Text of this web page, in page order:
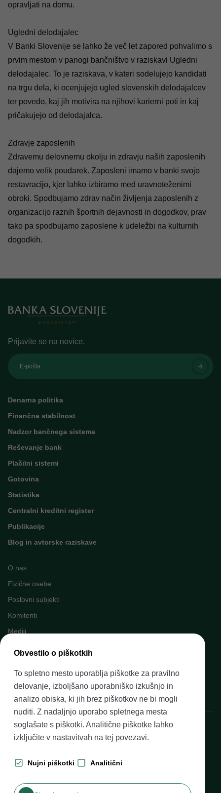
opravljati na domu.
Ugledni delodajalec
V Banki Slovenije se lahko že več let zapored pohvalimo s
prvim mestom v panogi bančništvo v raziskavi Ugledni
delodajalec. To je raziskava, v kateri sodelujejo kandidati
na trgu dela, ki ocenjujejo ugled slovenskih delodajalcev
ter povedo, kaj jih motivira na njihovi karierni poti in kaj
pričakujejo od delodajalca.
Zdravje zaposlenih
Zdravemu delovnemu okolju in zdravju naših zaposlenih
dajemo velik poudarek. Zaposleni imamo v banki svojo
restavracijo, kjer lahko izbiramo med uravnoteženimi
obroki. Spodbujamo zdrav način življenja zaposlenih z
organizacijo raznih športnih dejavnosti in dogodkov, prav
tako pa spodbujamo zaposlene k udeležbi na kulturnih
dogodkih.
Prijavite se na novice.
E-pošta
Denarna politika
Finančna stabilnost
Nadzor bančnega sistema
Reševanje bank
Plačilni sistemi
Gotovina
Statistika
Centralni kreditni register
Publikacije
Blog in avtorske raziskave
O nas
Fizične osebe
Poslovni subjekti
Komitenti
Mediji
Finančno opismenjevanje
Pravni okvir
Banka Slovenije, Slovenska cesta 35, 1505 Ljubljana
Obvestilo o piškotkih
To spletno mesto uporablja piškotke za pravilno
delovanje, izboljšano uporabniško izkušnjo in
analizo obiska, ki jih brez piškotkov ne bi mogli
nuditi. Z nadaljnjo uporabo spletnega mesta
soglašate s piškotki. Analitične piškotke lahko
izključite v nastavitvah na tej povezavi.
Nujni piškotki Analitični